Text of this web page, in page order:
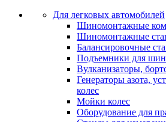
Для легковых автомобилей
Шиномонтажные
Шиномонтажные
Балансировочные
Подъемники для
Вулканизаторы,
Генераторы азота,
колес
Мойки колес
Оборудование для